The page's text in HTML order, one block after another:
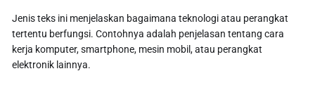
Jenis teks ini menjelaskan bagaimana teknologi atau perangkat
tertentu berfungsi. Contohnya adalah penjelasan tentang cara
kerja komputer, smartphone, mesin mobil, atau perangkat
elektronik lainnya.